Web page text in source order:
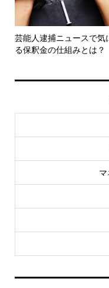
芸能人逮捕ニュースで気
る保釈金の仕組みとは？